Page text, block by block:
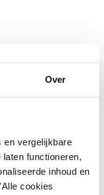
Over
en vergelijkbare
functioneren,
inhoud en
cookies